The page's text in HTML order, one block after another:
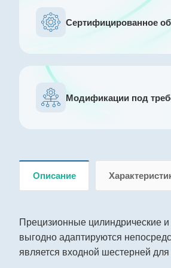
Сертифицированное
Модификации под
Описание
Прецизионные цилиндрические
выгодно адаптируются
является входной шестерней